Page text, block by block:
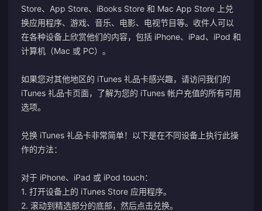
Store、App Store、iBooks Store 和 Mac App Store 上兑
换应用程序、游戏、音乐、电影、电视节目等。收件人可以
在各种设备上欣赏他们的内容，包括 iPhone、iPad、iPod 和
计算机（Mac 或 PC）。
如果您对其他地区的 iTunes 礼品卡感兴趣，请访问我们的
iTunes 礼品卡页面，了解为您的 iTunes 帐户充值的所有可用
选项。
兑换 iTunes 礼品卡非常简单！以下是在不同设备上执行此操
作的方法：
对于 iPhone、iPad 或 iPod touch：
1. 打开设备上的 iTunes Store 应用程序。
2. 滚动到精选部分的底部，然后点击兑换。